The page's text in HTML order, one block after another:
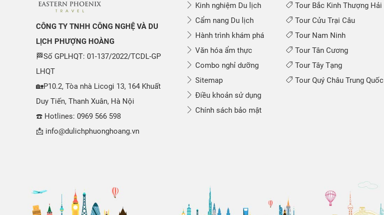
CÔNG TY TNHH CÔNG NGHỆ VÀ DU
LỊCH PHƯỢNG HOÀNG
🏁Số GPLHQT: 01-137/2022/TCDL-GP
LHQT
🏡P10.2, Tòa nhà Licogi 13, 164 Khuất
Duy Tiến, Thanh Xuân, Hà Nội
☎️ Hotlines: 0969 566 598
📩 info@dulichphuonghoang.vn
Kinh nghiệm Du lịch
Cẩm nang Du lịch
Hành trình khám phá
Văn hóa ẩm thực
Combo nghỉ dưỡng
Sitemap
Điều khoản sử dụng
Chính sách bảo mật
Tour Bắc Kinh Thượng Hải
Tour Cửu Trại Câu
Tour Nam Ninh
Tour Tân Cương
Tour Tây Tạng
Tour Quý Châu Trung Quốc